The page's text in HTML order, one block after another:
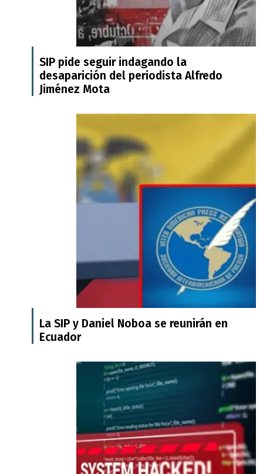
SIP pide seguir indagando la
desaparición del periodista Alfredo
Jiménez Mota
La SIP y Daniel Noboa se reunirán en
Ecuador